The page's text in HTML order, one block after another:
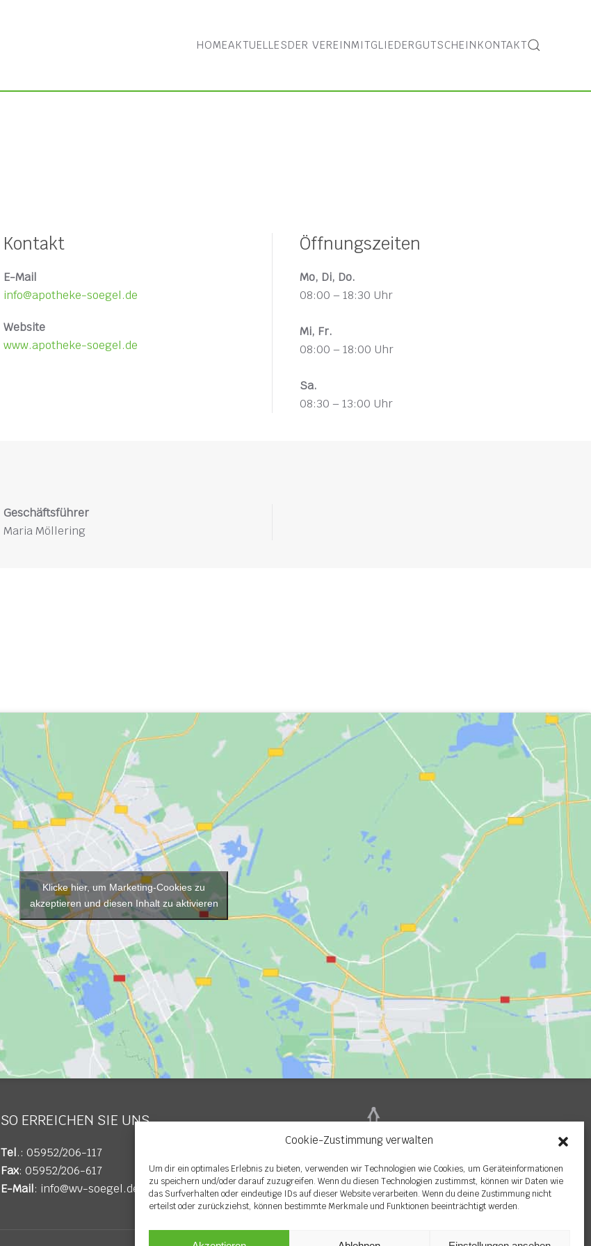
Cookie-Zustimmung verwalten
Um dir ein optimales Erlebnis zu bieten, verwenden wir Technologien wie Cookies, um Geräteinformationen
zu speichern und/oder darauf zuzugreifen. Wenn du diesen Technologien zustimmst, können wir Daten wie
das Surfverhalten oder eindeutige IDs auf dieser Website verarbeiten. Wenn du deine Zustimmung nicht
erteilst oder zurückziehst, können bestimmte Merkmale und Funktionen beeinträchtigt werden.
HOMEAKTUELLESDER VEREINMITGLIEDERGUTSCHEIN KONTAKT
Kontakt
E-Mail
info@apotheke-soegel.de
Website
www.apotheke-soegel.de
Öffnungszeiten
Mo, Di, Do.
08:00 – 18:30 Uhr
Mi, Fr.
08:00 – 18:00 Uhr
Sa.
08:30 – 13:00 Uhr
Geschäftsführer
Maria Möllering
Klicke hier, um Marketing-Cookies zu
akzeptieren und diesen Inhalt zu aktivieren
SO ERREICHEN SIE UNS
Tel.: 05952/206-117
Fax: 05952/206-617
E-Mail: info@wv-soegel.de